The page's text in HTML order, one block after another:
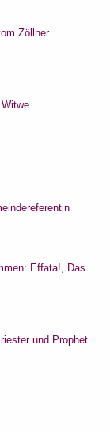
Zöllner
Effata!, Das
und Prophet